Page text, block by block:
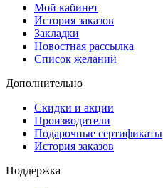
Мой кабинет
История заказов
Закладки
Новостная рассылка
Список желаний
Дополнительно
Скидки и акции
Производители
Подарочные сертификаты
История заказов
Поддержка